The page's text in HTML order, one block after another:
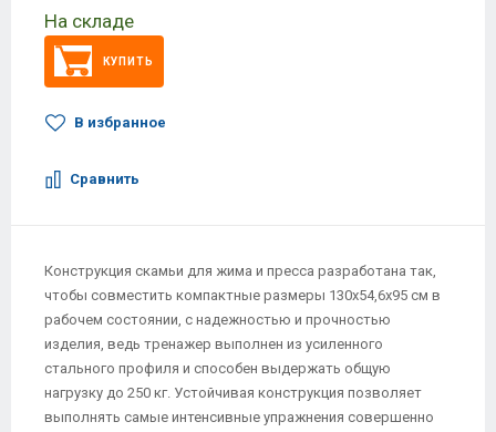
На складе
КУПИТЬ
В избранное
Сравнить
Конструкция скамьи для жима и пресса разработана так,
чтобы совместить компактные размеры 130x54,6x95 см в
рабочем состоянии, с надежностью и прочностью
изделия, ведь тренажер выполнен из усиленного
стального профиля и способен выдержать общую
нагрузку до 250 кг. Устойчивая конструкция позволяет
выполнять самые интенсивные упражнения совершенно